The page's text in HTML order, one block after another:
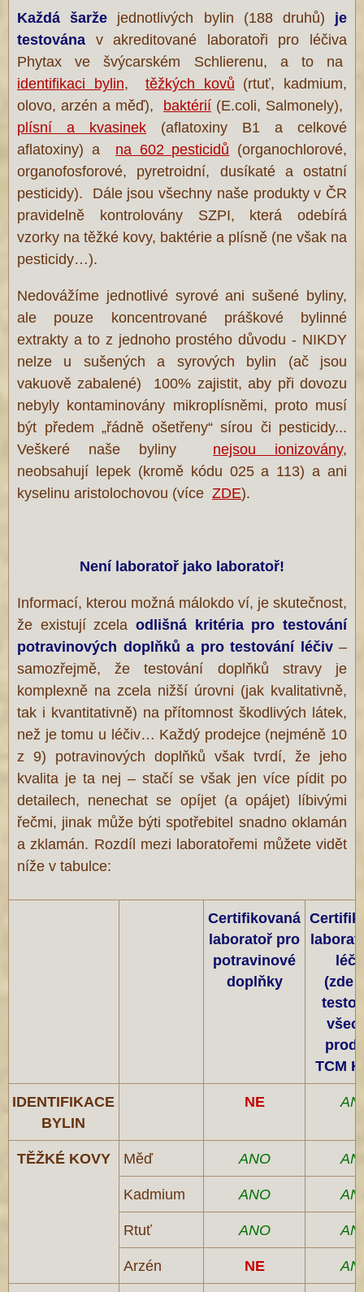
Každá šarže jednotlivých bylin (188 druhů) je
testována v akreditované laboratoři pro léčiva
Phytax ve švýcarském Schlierenu, a to na
identifikaci bylin,těžkých kovů (rtuť, kadmium,
olovo, arzén a měď), baktérií (E.coli, Salmonely),
plísní a kvasinek (aflatoxiny B1 a celkové
aflatoxiny) a na 602 pesticidů (organochlorové,
organofosforové, pyretroidní, dusíkaté a ostatní
pesticidy). Dále jsou všechny naše produkty v ČR
pravidelně kontrolovány SZPI, která odebírá
vzorky na těžké kovy, baktérie a plísně (ne však na
pesticidy…).
Nedovážíme jednotlivé syrové ani sušené byliny,
ale pouze koncentrované práškové bylinné
extrakty a to z jednoho prostého důvodu - NIKDY
nelze u sušených a syrových bylin (ač jsou
vakuově zabalené) 100% zajistit, aby při dovozu
nebyly kontaminovány mikroplísněmi, proto musí
být předem „řádně ošetřeny“ sírou či pesticidy...
Veškeré naše byliny nejsou ionizovány,
neobsahují lepek (kromě kódu 025 a 113) a ani
kyselinu aristolochovou (více ZDE).
Není laboratoř jako laboratoř!
Informací, kterou možná málokdo ví, je skutečnost,
že existují zcela odlišná kritéria pro testování
potravinových doplňků a pro testování
léčiv –
samozřejmě, že testování doplňků stravy je
komplexně na zcela nižší úrovni (jak kvalitativně,
tak i kvantitativně) na přítomnost škodlivých látek,
než je tomu u léčiv… Každý prodejce (nejméně 10
z 9) potravinových doplňků však tvrdí, že jeho
kvalita je ta nej – stačí se však jen více pídit po
detailech, nenechat se opíjet (a opájet) líbivými
řečmi, jinak může býti spotřebitel snadno oklamán
a zklamán. Rozdíl mezi laboratořemi můžete vidět
níže v tabulce:
Certifikovaná
laboratoř pro
potravinové
doplňky
(zde
TCM
IDENTIFIKACE
BYLIN
NE
TĚŽKÉ KOVY Měď ANO
Kadmium ANO
Rtuť ANO
Arzén NE